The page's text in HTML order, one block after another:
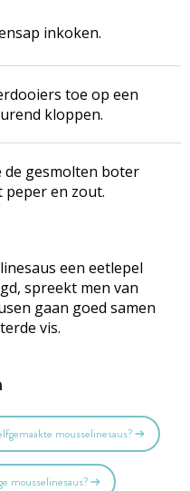
inkoken.
toe op een
kloppen.
de gesmolten boter
peper en zout.
een eetlepel
spreekt men van
gaan goed samen
vis.
mousselinesaus?
mousselinesaus?